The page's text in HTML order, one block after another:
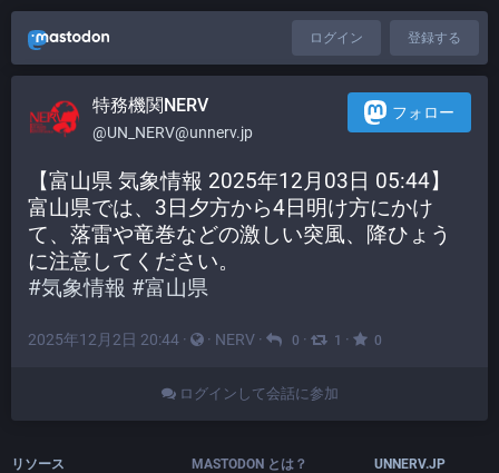
ログイン 登録する
特務機関NERV
@UN_NERV@unnerv.jp
フォロー
【富山県 気象情報 2025年12月03日 05:44】
富山県では、3日夕方から4日明け方にかけ
て、落雷や竜巻などの激しい突風、降ひょう
に注意してください。
#気象情報 #富山県
2025年12月2日 20:44 · · NERV · 0 · 1 · 0
ログインして会話に参加
リソース
MASTODON とは？
UNNERV.JP